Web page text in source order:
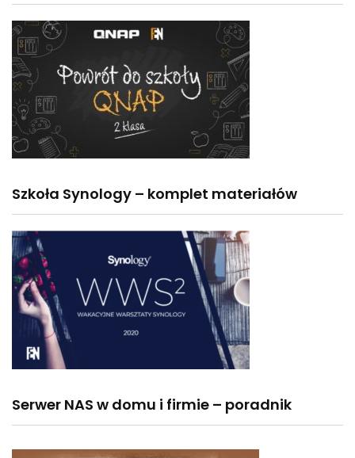
Szkoła Synology – komplet materiałów
Serwer NAS w domu i firmie – poradnik